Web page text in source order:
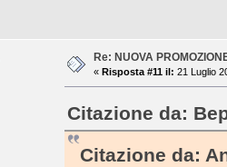
Re: NUOVA
« Risposta #11 il: 21 Luglio
Citazione da:
Citazione da: